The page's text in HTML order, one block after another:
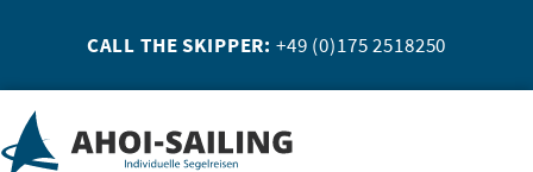
CALL THE SKIPPER: +49 (0)175 2518250